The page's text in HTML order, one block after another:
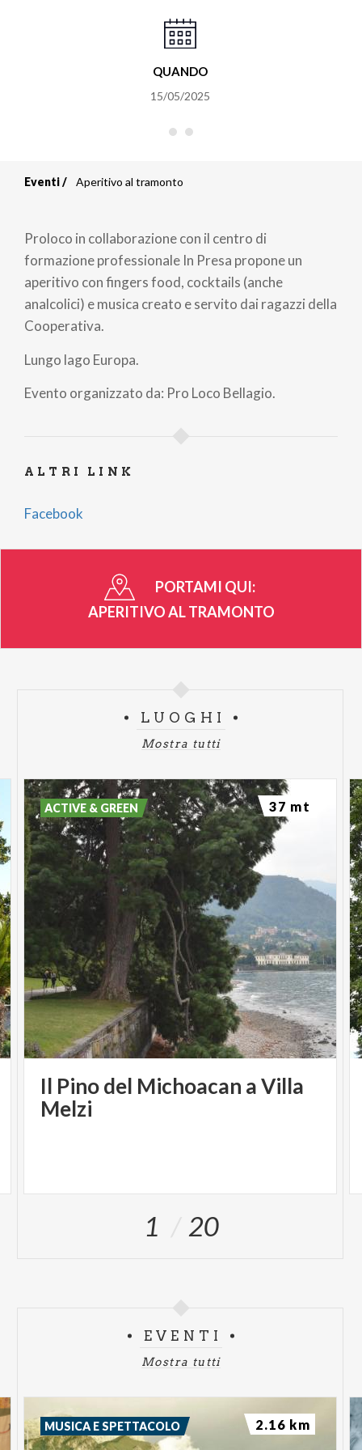
QUANDO
15/05/2025
di
pane
Eventi Aperitivo al tramonto
Proloco in collaborazione con il centro di
formazione professionale In Presa propone un
aperitivo con fingers food, cocktails (anche
analcolici) e musica creato e servito dai ragazzi della
Cooperativa.
Lungo lago Europa.
Evento organizzato da: Pro Loco Bellagio.
ALTRI LINK
Facebook
PORTAMI QUI:
APERITIVO AL TRAMONTO
LUOGHI
Mostra tutti
Il Pino del Michoacan a Villa
Melzi
ACTIVE & GREEN 37 mt
1 20
EVENTI
Mostra tutti
MUSICA E SPETTACOLO 2.16 km